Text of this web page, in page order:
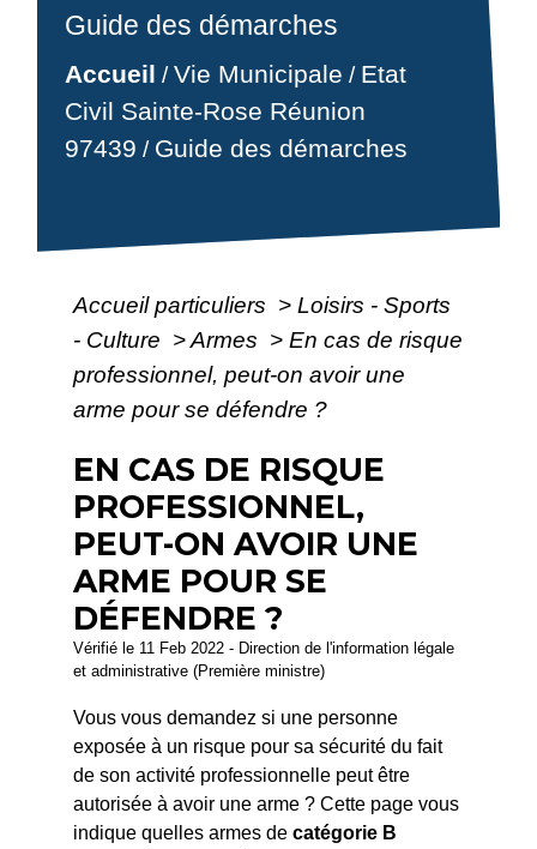
Guide des démarches
Accueil /Vie Municipale / Etat
Civil Sainte-Rose Réunion
97439 / Guide des démarches
Accueil particuliers > Loisirs - Sports
- Culture >Armes > En cas de risque
professionnel, peut-on avoir une
arme pour se défendre ?
EN CAS DE RISQUE
PROFESSIONNEL,
PEUT-ON AVOIR UNE
ARME POUR SE
DÉFENDRE ?
Vérifié le 11 Feb 2022 - Direction de l'information légale
et administrative (Première ministre)
Vous vous demandez si une personne
exposée à un risque pour sa sécurité du fait
de son activité professionnelle peut être
autorisée à avoir une arme ? Cette page vous
indique quelles armes decatégorie B